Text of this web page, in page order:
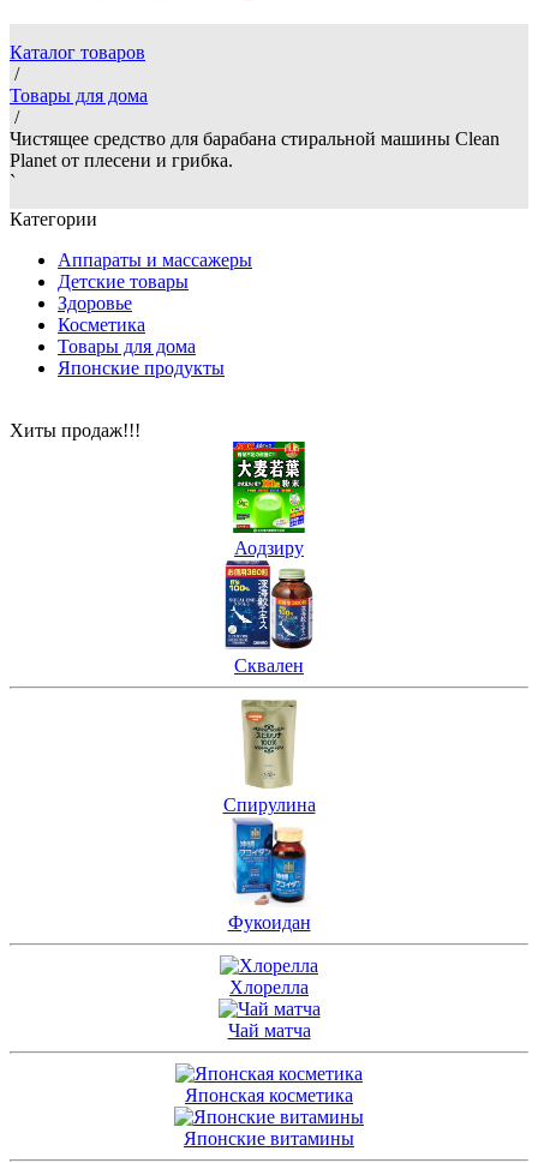
Каталог товаров
/
Товары для дома
/
Чистящее средство для барабана стиральной машины Clean
Planet от плесени и грибка.
`
Категории
Аппараты и массажеры
Детские товары
Здоровье
Косметика
Товары для дома
Японские продукты
Хиты продаж!!!
Аодзиру
Сквален
Спирулина
Фукоидан
Хлорелла
Чай матча
Японская косметика
Японские витамины